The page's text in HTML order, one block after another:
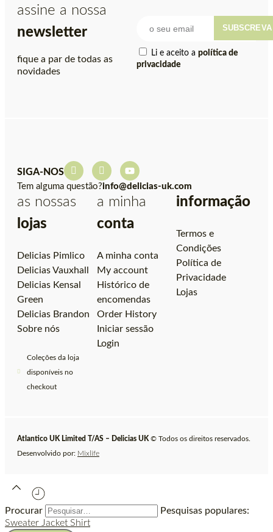
assine a nossa
newsletter
fique a par de todas as
novidades
Li e aceito a política de
privacidade
SUBSCREVA
SIGA-NOS
Tem alguma questão?info@delicias-uk.com
as nossas
lojas
Delicias Pimlico
Delicias Vauxhall
Delicias Kensal
Green
Delicias Brandon
Sobre nós
Coleções da loja
disponíveis no
checkout
a minha
conta
A minha conta
My account
Histórico de
encomendas
Order History
Iniciar sessão
Login
informação
Termos e
Condições
Política de
Privacidade
Lojas
Atlantico UK Limited T/AS – Delicias UK © Todos os direitos reservados.
Desenvolvido por: Mixlife
Procurar
Pesquisas populares:
Sweater Jacket Shirt